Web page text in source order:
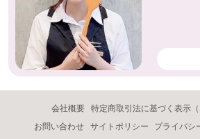
会社概要
特定商取引法に基づく表示（
お問い合わせ
サイトポリシー プライバシ